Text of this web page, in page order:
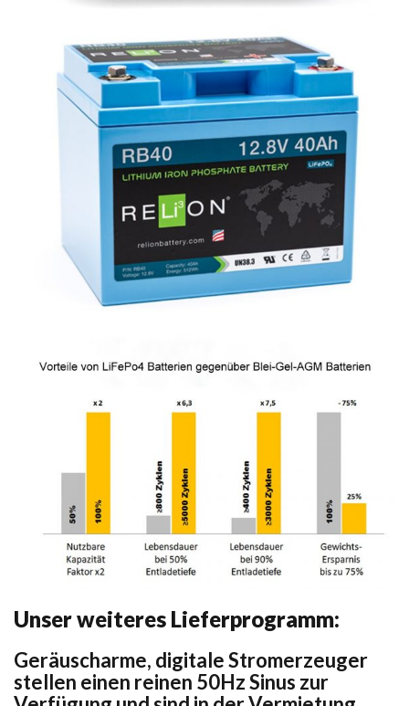
Unser weiteres Lieferprogramm:
Geräuscharme, digitale Stromerzeuger
stellen einen reinen 50Hz Sinus zur